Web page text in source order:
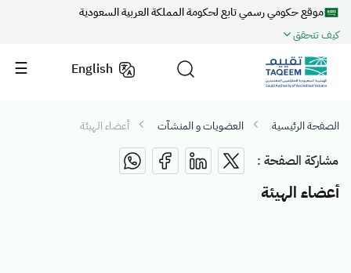
موقع حكومي رسمي تابع لحكومة المملكة العربية السعودية
كيف تتحقق
English
الصفحة الرئيسية العضويات و المنشآت أعضاء الهيئة
مشاركة الصفحة :
أعضاء الهيئة